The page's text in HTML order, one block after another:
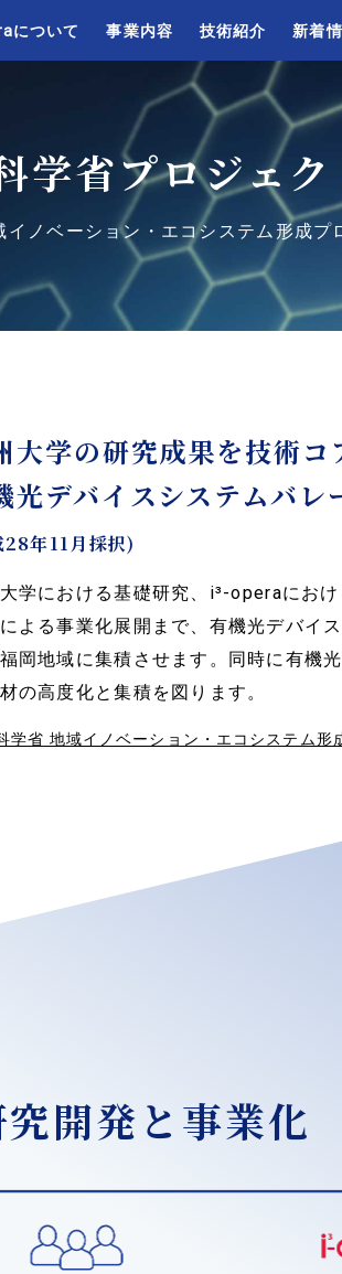
について 事業内容 技術紹介 新着
学省プロジェ
イノベーション・エコシステム形成プ
大学の研究成果を技術コ
光デバイスシステムバレ
28年11月採択)
学における基礎研究、i³-operaにお
よる事業化展開まで、有機光デバイ
岡地域に集積させます。同時に有機
の高度化と集積を図ります。
学省 地域イノベーション・エコシステム形
開発と事業化